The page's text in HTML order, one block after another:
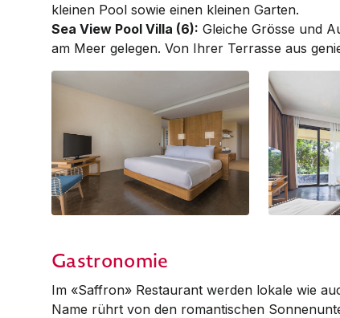
kleinen Pool sowie einen kleinen Garten.
Sea View Pool Villa (6): Gleiche Grösse und
am Meer gelegen. Von Ihrer Terrasse aus
Gastronomie
Im «Saffron» Restaurant werden lokale wie
Name rührt von den romantischen